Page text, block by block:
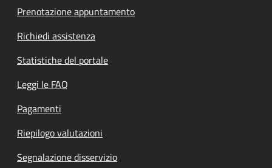
Prenotazione appuntamento
Richiedi assistenza
Statistiche del portale
Leggi le FAQ
Pagamenti
Riepilogo valutazioni
Segnalazione disservizio